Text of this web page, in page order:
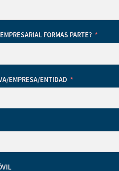
FORMAS PARTE?
EMPRESA/ENTIDAD